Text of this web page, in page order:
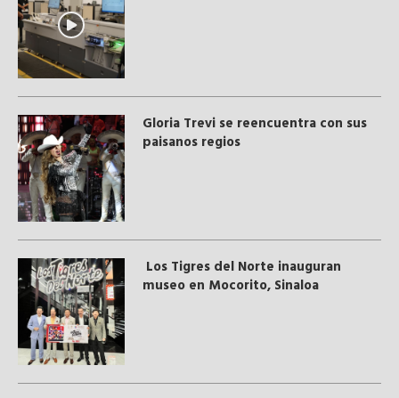
Gloria Trevi se reencuentra con sus
paisanos regios
Los Tigres del Norte inauguran
museo en Mocorito, Sinaloa